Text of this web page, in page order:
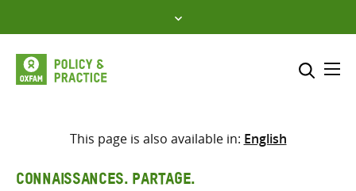
to
content
Sélectionner l’emplacement
Saisir
This page is also available in: English
CONNAISSANCES. PARTAGE.